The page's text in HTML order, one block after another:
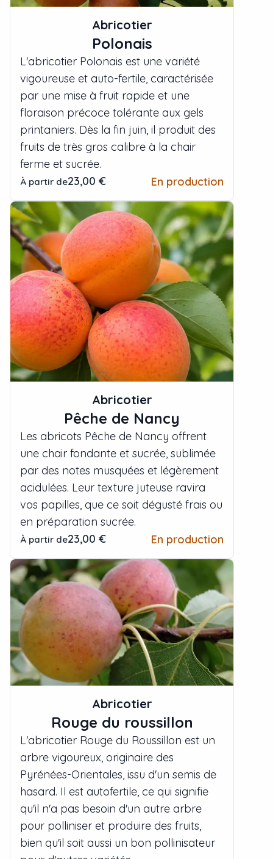
Abricotier
Polonais
L'abricotier Polonais est une variété
vigoureuse et auto-fertile, caractérisée
par une mise à fruit rapide et une
floraison précoce tolérante aux gels
printaniers. Dès la fin juin, il produit des
fruits de très gros calibre à la chair
ferme et sucrée.
À partir de23,00 € En production
Abricotier
Pêche de Nancy
Les abricots Pêche de Nancy offrent
une chair fondante et sucrée, sublimée
par des notes musquées et légèrement
acidulées. Leur texture juteuse ravira
vos papilles, que ce soit dégusté frais ou
en préparation sucrée.
À partir de23,00 € En production
Abricotier
Rouge du roussillon
L'abricotier Rouge du Roussillon est un
arbre vigoureux, originaire des
Pyrénées-Orientales, issu d'un semis de
hasard. Il est autofertile, ce qui signifie
qu'il n'a pas besoin d'un autre arbre
pour polliniser et produire des fruits,
bien qu'il soit aussi un bon pollinisateur